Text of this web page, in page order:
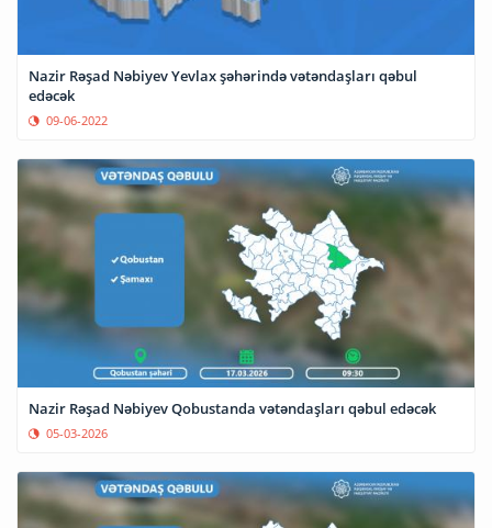
Nazir Rəşad Nəbiyev Yevlax şəhərində vətəndaşları qəbul
edəcək
09-06-2022
Nazir Rəşad Nəbiyev Qobustanda vətəndaşları qəbul edəcək
05-03-2026